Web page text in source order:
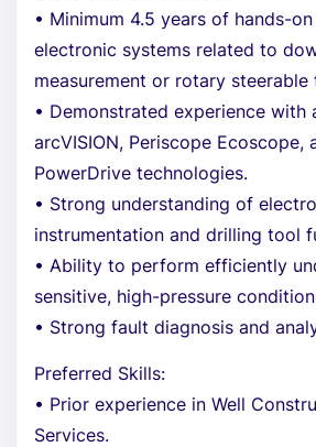
• Minimum 4.5 years of hands-
electronic systems related to
measurement or rotary steerable
• Demonstrated experience with
arcVISION, Periscope Ecoscope,
PowerDrive technologies.
• Strong understanding of
instrumentation and drilling tool
• Ability to perform efficiently
sensitive, high-pressure
• Strong fault diagnosis and
Preferred Skills:
• Prior experience in Well
Services.